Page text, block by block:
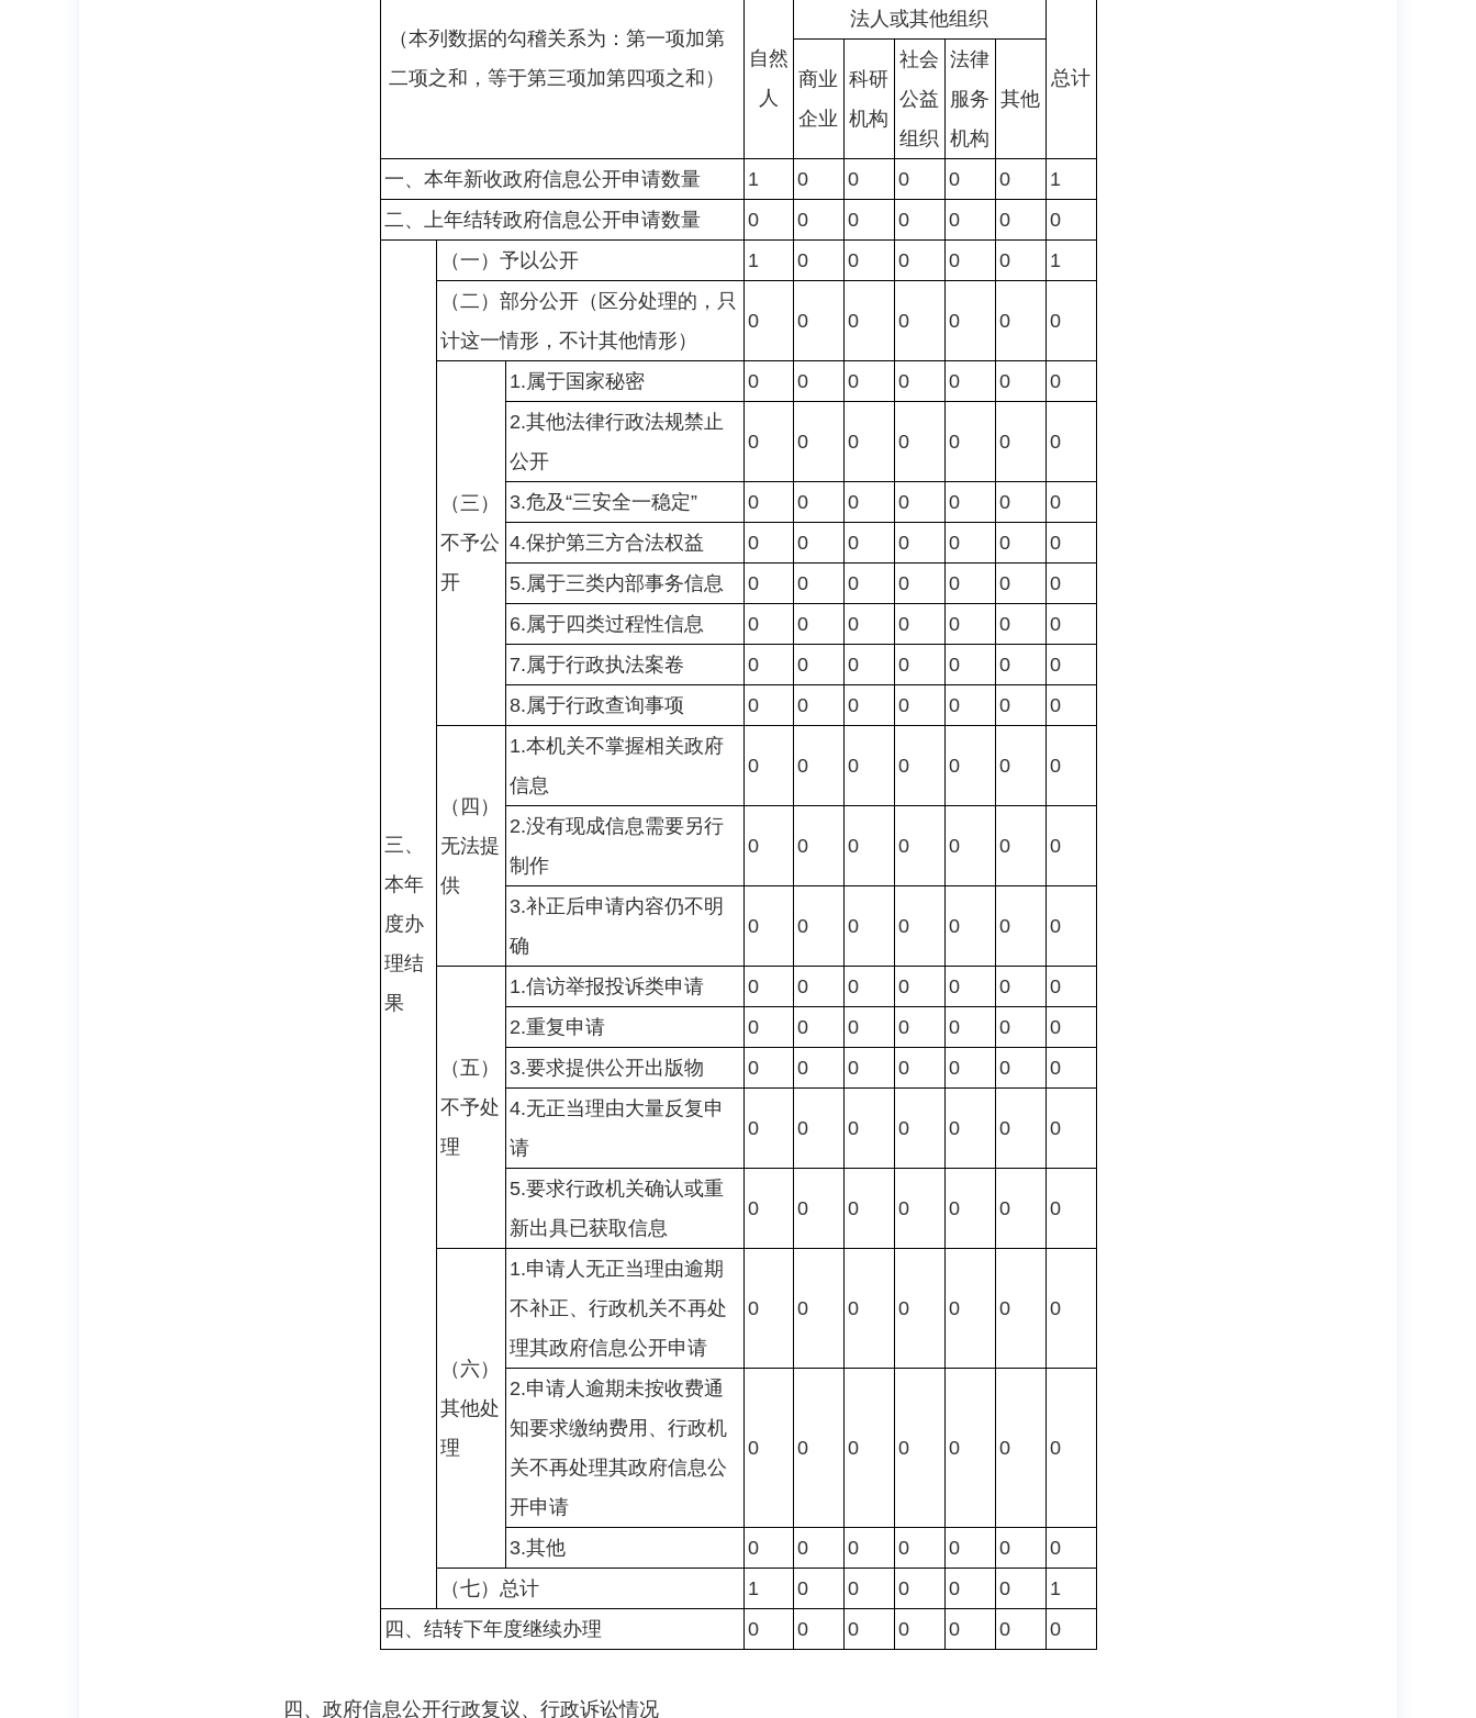
（本列数据的勾稽关系为：第一项加第
二项之和，等于第三项加第四项之和）
自然
人
法人或其他组织
总计
商业
企业
科研
机构
社会
公益
组织
法律
服务
机构
其他
一、本年新收政府信息公开申请数量 1 0 0 0 0 0
1
二、上年结转政府信息公开申请数量
0 0 0 0 0 0 0
三、
本年
度办
理结
果
（一）予以公开 1 0 0 0 0 0
1
（二）部分公开（区分处理的，只
计这一情形，不计其他情形）
0 0 0 0 0 0 0
（三）
不予公
开
1.属于国家秘密 0 0 0 0 0 0
0
2.其他法律行政法规禁止
公开
0 0 0 0 0 0 0
3.危及“三安全一稳定” 0 0 0 0 0 0
0
4.保护第三方合法权益
0 0 0 0 0 0
0
5.属于三类内部事务信息
0 0 0 0 0 0
0
6.属于四类过程性信息
0 0 0 0 0 0
0
7.属于行政执法案卷
0 0 0 0 0 0
0
8.属于行政查询事项
0 0 0 0 0 0 0
（四）
无法提
供
1.本机关不掌握相关政府
信息
0 0 0 0 0 0 0
2.没有现成信息需要另行
制作
0 0 0 0 0 0 0
3.补正后申请内容仍不明
确
0 0 0 0 0 0 0
（五）
不予处
理
1.信访举报投诉类申请 0 0 0 0 0 0
0
2.重复申请
0 0 0 0 0 0
0
3.要求提供公开出版物
0 0 0 0 0 0
0
4.无正当理由大量反复申
请
0 0 0 0 0 0 0
5.要求行政机关确认或重
新出具已获取信息
0 0 0 0 0 0 0
（六）
其他处
理
1.申请人无正当理由逾期
不补正、行政机关不再处
理其政府信息公开申请
0 0 0 0 0 0 0
2.申请人逾期未按收费通
知要求缴纳费用、行政机
关不再处理其政府信息公
开申请
0 0 0 0 0 0 0
3.其他 0 0 0 0 0 0
0
（七）总计
1 0 0 0 0 0
1
四、结转下年度继续办理
0 0 0 0 0 0 0
四、政府信息公开行政复议、行政诉讼情况